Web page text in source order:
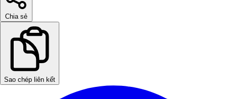
Chia sẻ
Sao chép liên kết